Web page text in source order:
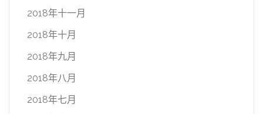
2018年十一月
2018年十月
2018年九月
2018年八月
2018年七月